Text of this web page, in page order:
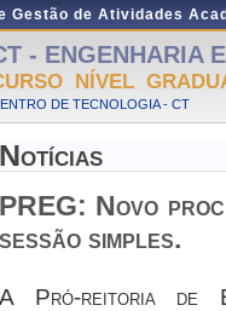
Gestão de Atividades
- ENGENHARIA
NÍVEL
DE TECNOLOGIA - CT
Notícias
PREG: Novo
sessão simples.
A Pró-reitoria de